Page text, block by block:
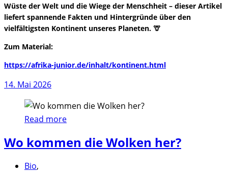
Wüste der Welt und die Wiege der Menschheit – dieser Artikel
liefert spannende Fakten und Hintergründe über den
vielfältigsten Kontinent unseres Planeten. 🦒
Zum Material:
https://afrika-junior.de/inhalt/kontinent.html
14. Mai 2026
Read more
Wo kommen die Wolken her?
Bio,